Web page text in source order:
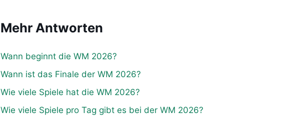
Mehr Antworten
Wann beginnt die WM 2026?
Wann ist das Finale der WM 2026?
Wie viele Spiele hat die WM 2026?
Wie viele Spiele pro Tag gibt es bei der WM 2026?